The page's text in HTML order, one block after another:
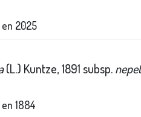
2025
(L.) Kuntze, 1891 subsp.
1884